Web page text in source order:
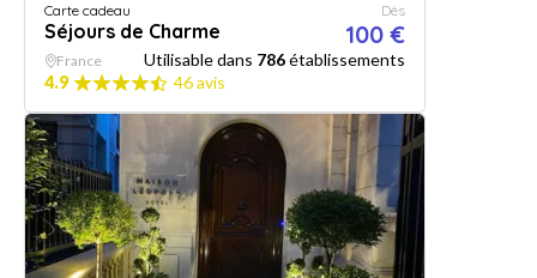
Carte cadeau
Séjours de Charme
Dès
100 €
France Utilisable dans 786établissements
4.9
46 avis